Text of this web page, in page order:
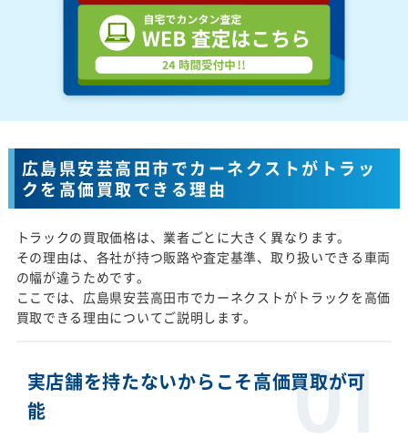
広島県安芸高田市でカーネクストがトラッ
クを高価買取できる理由
トラックの買取価格は、業者ごとに大きく異なります。
その理由は、各社が持つ販路や査定基準、取り扱いできる車両
の幅が違うためです。
ここでは、広島県安芸高田市でカーネクストがトラックを高価
買取できる理由についてご説明します。
実店舗を持たないからこそ高価買取が可
能